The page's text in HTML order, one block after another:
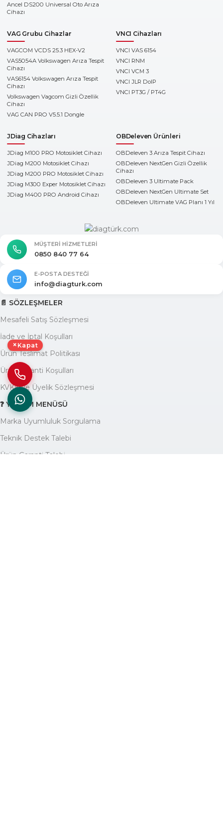
Ancel DS200 Universal Oto Arıza
Cihazı
VAG Grubu Cihazlar
VAGCOM VCDS 25.3 HEX-V2
VAS5054A Volkswagen Arıza Tespit
Cihazı
VAS6154 Volkswagen Arıza Tespit
Cihazı
Volkswagen Vagcom Gizli Özellik
Cihazı
VAG CAN PRO V5.5.1 Dongle
VNCI Cihazları
VNCI VAS 6154
VNCI RNM
VNCI VCM 3
VNCI JLR DoIP
VNCI PT3G / PT4G
JDiag Cihazları
JDiag M100 PRO Motosiklet Cihazı
JDiag M200 Motosiklet Cihazı
JDiag M200 PRO Motosiklet Cihazı
JDiag M300 Exper Motosiklet Cihazı
JDiag M400 PRO Android Cihazı
OBDeleven Ürünleri
OBDeleven 3 Arıza Tespit Cihazı
OBDeleven NextGen Gizli Özellik
Cihazı
OBDeleven 3 Ultimate Pack
OBDeleven NextGen Ultimate Set
OBDeleven Ultimate VAG Planı 1 Yıl
MÜŞTERI HIZMETLERI
0850 840 77 64
E-POSTA DESTEĞI
info@diagturk.com
📄 SÖZLEŞMELER
Mesafeli Satış Sözleşmesi
İade ve İptal Koşulları
Ürün Teslimat Politikası
Ürün Garanti Koşulları
KVKK ve Üyelik Sözleşmesi
❓ YARDIM MENÜSÜ
Marka Uyumluluk Sorgulama
Teknik Destek Talebi
Ürün Garanti Talebi
× Kapat